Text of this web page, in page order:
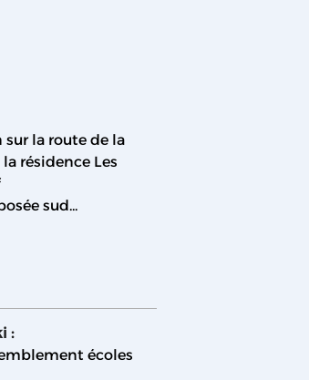
la route de la
résidence Les
sud...
:
écoles